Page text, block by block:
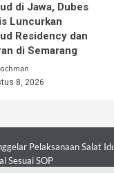
di Jawa, Dubes
Luncurkan
Residency dan
di Semarang
8, 2026
Pelaksanaan Salat
Sesuai SOP